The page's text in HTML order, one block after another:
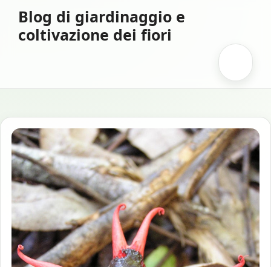
contenuto
Blog di giardinaggio e
coltivazione dei fiori